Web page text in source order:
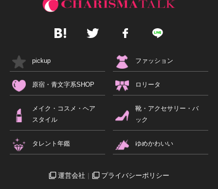
pickup ファッション
原宿・青文字系SHOP ロリータ
メイク・コスメ・ヘア
スタイル
靴・アクセサリー・バ
ック
タレント年鑑 ゆめかわいい
運営会社 プライバシーポリシー